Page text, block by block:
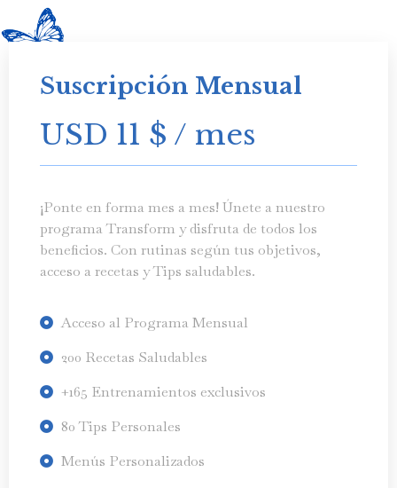
Suscripción Mensual
USD 11 $ / mes
¡Ponte en forma mes a mes! Únete a nuestro
programa Transform y disfruta de todos los
beneficios. Con rutinas según tus objetivos,
acceso a recetas y Tips saludables.
Acceso al Programa Mensual
200 Recetas Saludables
+165 Entrenamientos exclusivos
80 Tips Personales
Menús Personalizados